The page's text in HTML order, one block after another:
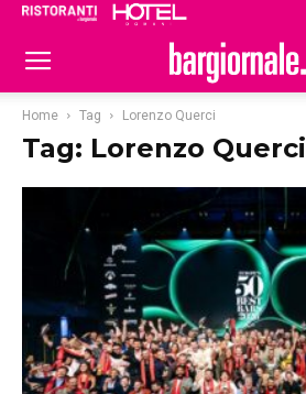
Home Tag Lorenzo Querci
Tag: Lorenzo Querci